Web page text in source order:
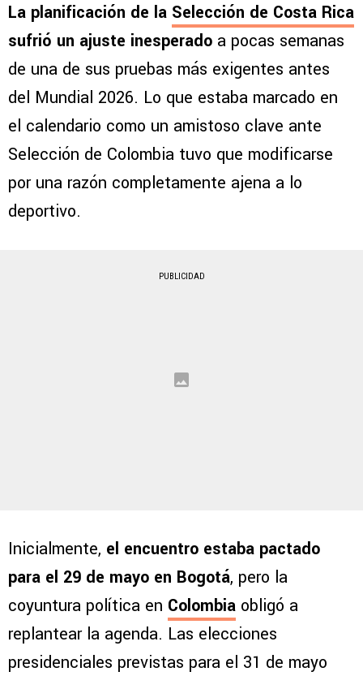
La planificación de la Selección de Costa Rica
sufrió un ajuste inesperado a pocas semanas
de una de sus pruebas más exigentes antes
del Mundial 2026. Lo que estaba marcado en
el calendario como un amistoso clave ante
Selección de Colombia tuvo que modificarse
por una razón completamente ajena a lo
deportivo.
PUBLICIDAD
Inicialmente, el encuentro estaba pactado
para el 29 de mayo en Bogotá, pero la
coyuntura política en Colombia obligó a
replantear la agenda. Las elecciones
presidenciales previstas para el 31 de mayo